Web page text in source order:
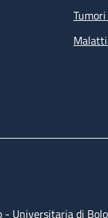
- Universitaria di